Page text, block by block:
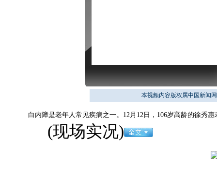
本视频内容版权属中国新闻
白内障是老年人常见疾病之一。12月12日，106岁高龄的徐秀惠
(现场实况)